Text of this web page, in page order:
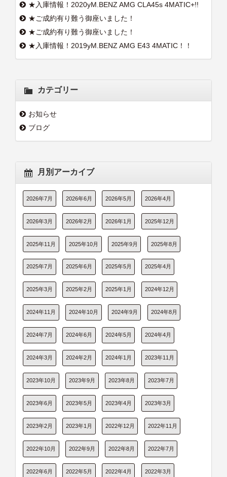
★入庫情報！2020yM.BENZ AMG CLA45s 4MATIC+!!
★ご成約有り難う御座いました！
★ご成約有り難う御座いました！
★入庫情報！2019yM.BENZ AMG E43 4MATIC！！
カテゴリー
お知らせ
ブログ
月別アーカイブ
2026年7月 2026年6月 2026年5月 2026年4月
2026年3月 2026年2月 2026年1月 2025年12月
2025年11月 2025年10月 2025年9月 2025年8月
2025年7月 2025年6月 2025年5月 2025年4月
2025年3月 2025年2月 2025年1月 2024年12月
2024年11月 2024年10月 2024年9月 2024年8月
2024年7月 2024年6月 2024年5月 2024年4月
2024年3月 2024年2月 2024年1月 2023年11月
2023年10月 2023年9月 2023年8月 2023年7月
2023年6月 2023年5月 2023年4月 2023年3月
2023年2月 2023年1月 2022年12月 2022年11月
2022年10月 2022年9月 2022年8月 2022年7月
2022年6月 2022年5月 2022年4月 2022年3月